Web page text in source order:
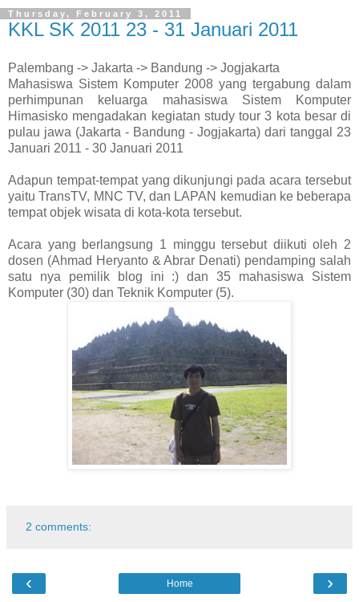
Thursday, February 3, 2011
KKL SK 2011 23 - 31 Januari 2011
Palembang -> Jakarta -> Bandung -> Jogjakarta
Mahasiswa Sistem Komputer 2008 yang tergabung dalam
perhimpunan keluarga mahasiswa Sistem Komputer
Himasisko mengadakan kegiatan study tour 3 kota besar di
pulau jawa (Jakarta - Bandung - Jogjakarta) dari tanggal 23
Januari 2011 - 30 Januari 2011
Adapun tempat-tempat yang dikunjungi pada acara tersebut
yaitu TransTV, MNC TV, dan LAPAN kemudian ke beberapa
tempat objek wisata di kota-kota tersebut.
Acara yang berlangsung 1 minggu tersebut diikuti oleh 2
dosen (Ahmad Heryanto & Abrar Denati) pendamping salah
satu nya pemilik blog ini :) dan 35 mahasiswa Sistem
Komputer (30) dan Teknik Komputer (5).
2 comments:
‹ ›
Home